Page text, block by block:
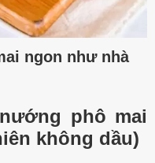
ngon như nhà
phô mai
không dầu)